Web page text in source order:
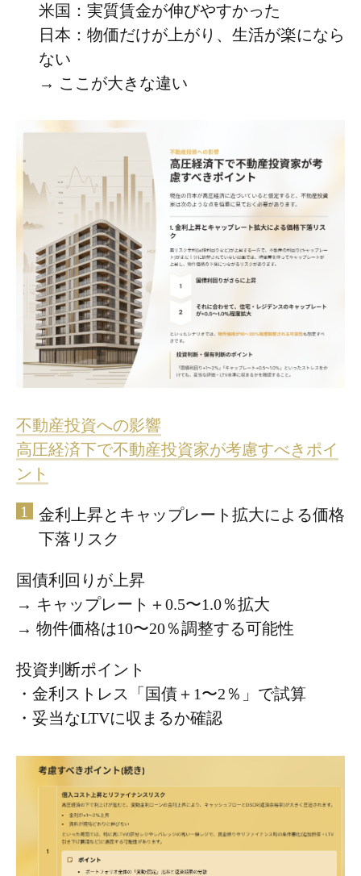
米国：実質賃金が伸びやすかった
日本：物価だけが上がり、生活が楽になら
ない
→ ここが大きな違い
不動産投資への影響
高圧経済下で不動産投資家が考慮すべきポイ
ント
金利上昇とキャップレート拡大による価格
下落リスク
国債利回りが上昇
→ キャップレート＋0.5〜1.0％拡大
→ 物件価格は10〜20％調整する可能性
投資判断ポイント
・金利ストレス「国債＋1〜2％」で試算
・妥当なLTVに収まるか確認